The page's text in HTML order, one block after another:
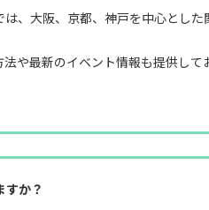
は、大阪、京都、神戸を中心とし
や最新のイベント情報も提供して
すか？